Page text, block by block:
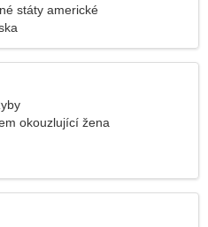
státy americké
okouzlující žena